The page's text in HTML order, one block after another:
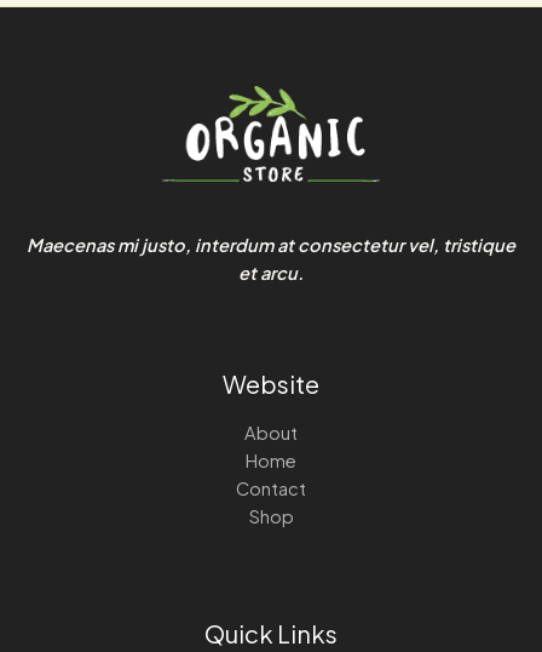
Maecenas mi justo, interdum at consectetur vel, tristique
et arcu.
Website
About
Home
Contact
Shop
Quick Links